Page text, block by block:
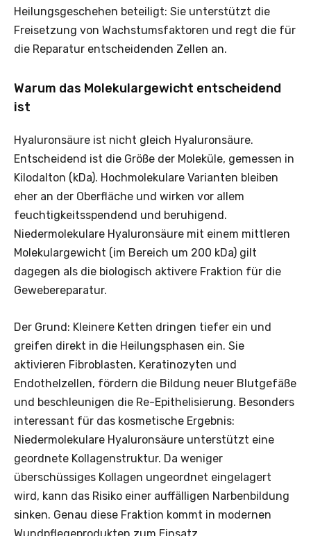
Heilungsgeschehen beteiligt: Sie unterstützt die
Freisetzung von Wachstumsfaktoren und regt die für
die Reparatur entscheidenden Zellen an.
Warum das Molekulargewicht entscheidend
ist
Hyaluronsäure ist nicht gleich Hyaluronsäure.
Entscheidend ist die Größe der Moleküle, gemessen in
Kilodalton (kDa). Hochmolekulare Varianten bleiben
eher an der Oberfläche und wirken vor allem
feuchtigkeitsspendend und beruhigend.
Niedermolekulare Hyaluronsäure mit einem mittleren
Molekulargewicht (im Bereich um 200 kDa) gilt
dagegen als die biologisch aktivere Fraktion für die
Gewebereparatur.
Der Grund: Kleinere Ketten dringen tiefer ein und
greifen direkt in die Heilungsphasen ein. Sie
aktivieren Fibroblasten, Keratinozyten und
Endothelzellen, fördern die Bildung neuer Blutgefäße
und beschleunigen die Re-Epithelisierung. Besonders
interessant für das kosmetische Ergebnis:
Niedermolekulare Hyaluronsäure unterstützt eine
geordnete Kollagenstruktur. Da weniger
überschüssiges Kollagen ungeordnet eingelagert
wird, kann das Risiko einer auffälligen Narbenbildung
sinken. Genau diese Fraktion kommt in modernen
Wundpflegeprodukten zum Einsatz.